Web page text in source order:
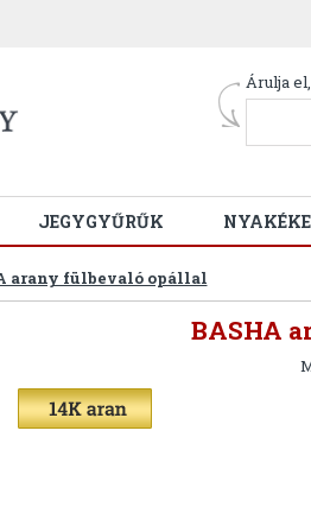
Árulja
JEGYGYŰRŰK
arany fülbevaló opállal
BASHA